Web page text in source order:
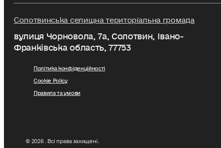
Солотвинська селищна територіальна громада
вулиця Чорновола, 7a, Солотвин, Івано-
Франківська область, 77753
Політика конфіденційності
Cookie Policy
Правила та умови
© 2026 . Всі права захищені.